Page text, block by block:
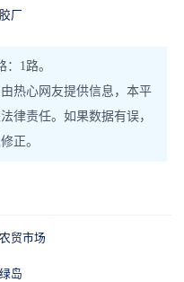
厂
1路。
热心网友提供信息，本平
律责任。如果数据有误，
正。
贸市场
岛